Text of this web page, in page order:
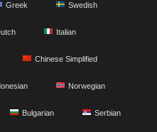
Greek Swedish
Italian
Chinese Simplified
Norwegian
Bulgarian Serbian